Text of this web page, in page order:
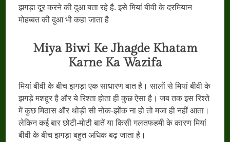
झगड़ा दूर करने की दुआ बता रहे है. इसे मियां बीवी के दरमियान
मोहब्बत की दुआ भी कहा जाता है
Miya Biwi Ke Jhagde Khatam
Karne Ka Wazifa
मियां बीवी के बीच झगड़ा एक साधारण बात है। सालों से मियां बीवी के
झगड़े मशहूर है और ये रिश्ता होता ही कुछ ऐसा है। जब तक इस रिश्ते
में कुछ मिठास और थोड़ी सी नोक-झोंक ना हो तो मजा ही नहीं आता।
लेकिन कई बार छोटी-मोटी बातें या किसी गलतफहमी के कारण मियां
बीवी के बीच झगड़ा बहुत अधिक बढ़ जाता है।